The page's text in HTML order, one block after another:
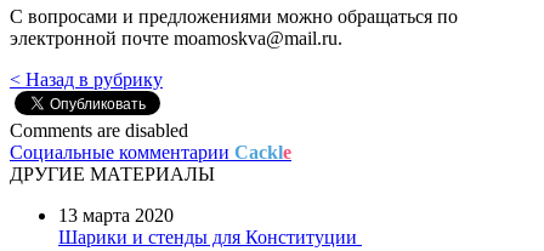
С вопросами и предложениями можно обращаться по
электронной почте moamoskva@mail.ru.
< Назад в рубрику
Comments are disabled
Социальные комментарии Cackle
ДРУГИЕ МАТЕРИАЛЫ
13 марта 2020
Шарики и стенды для Конституции